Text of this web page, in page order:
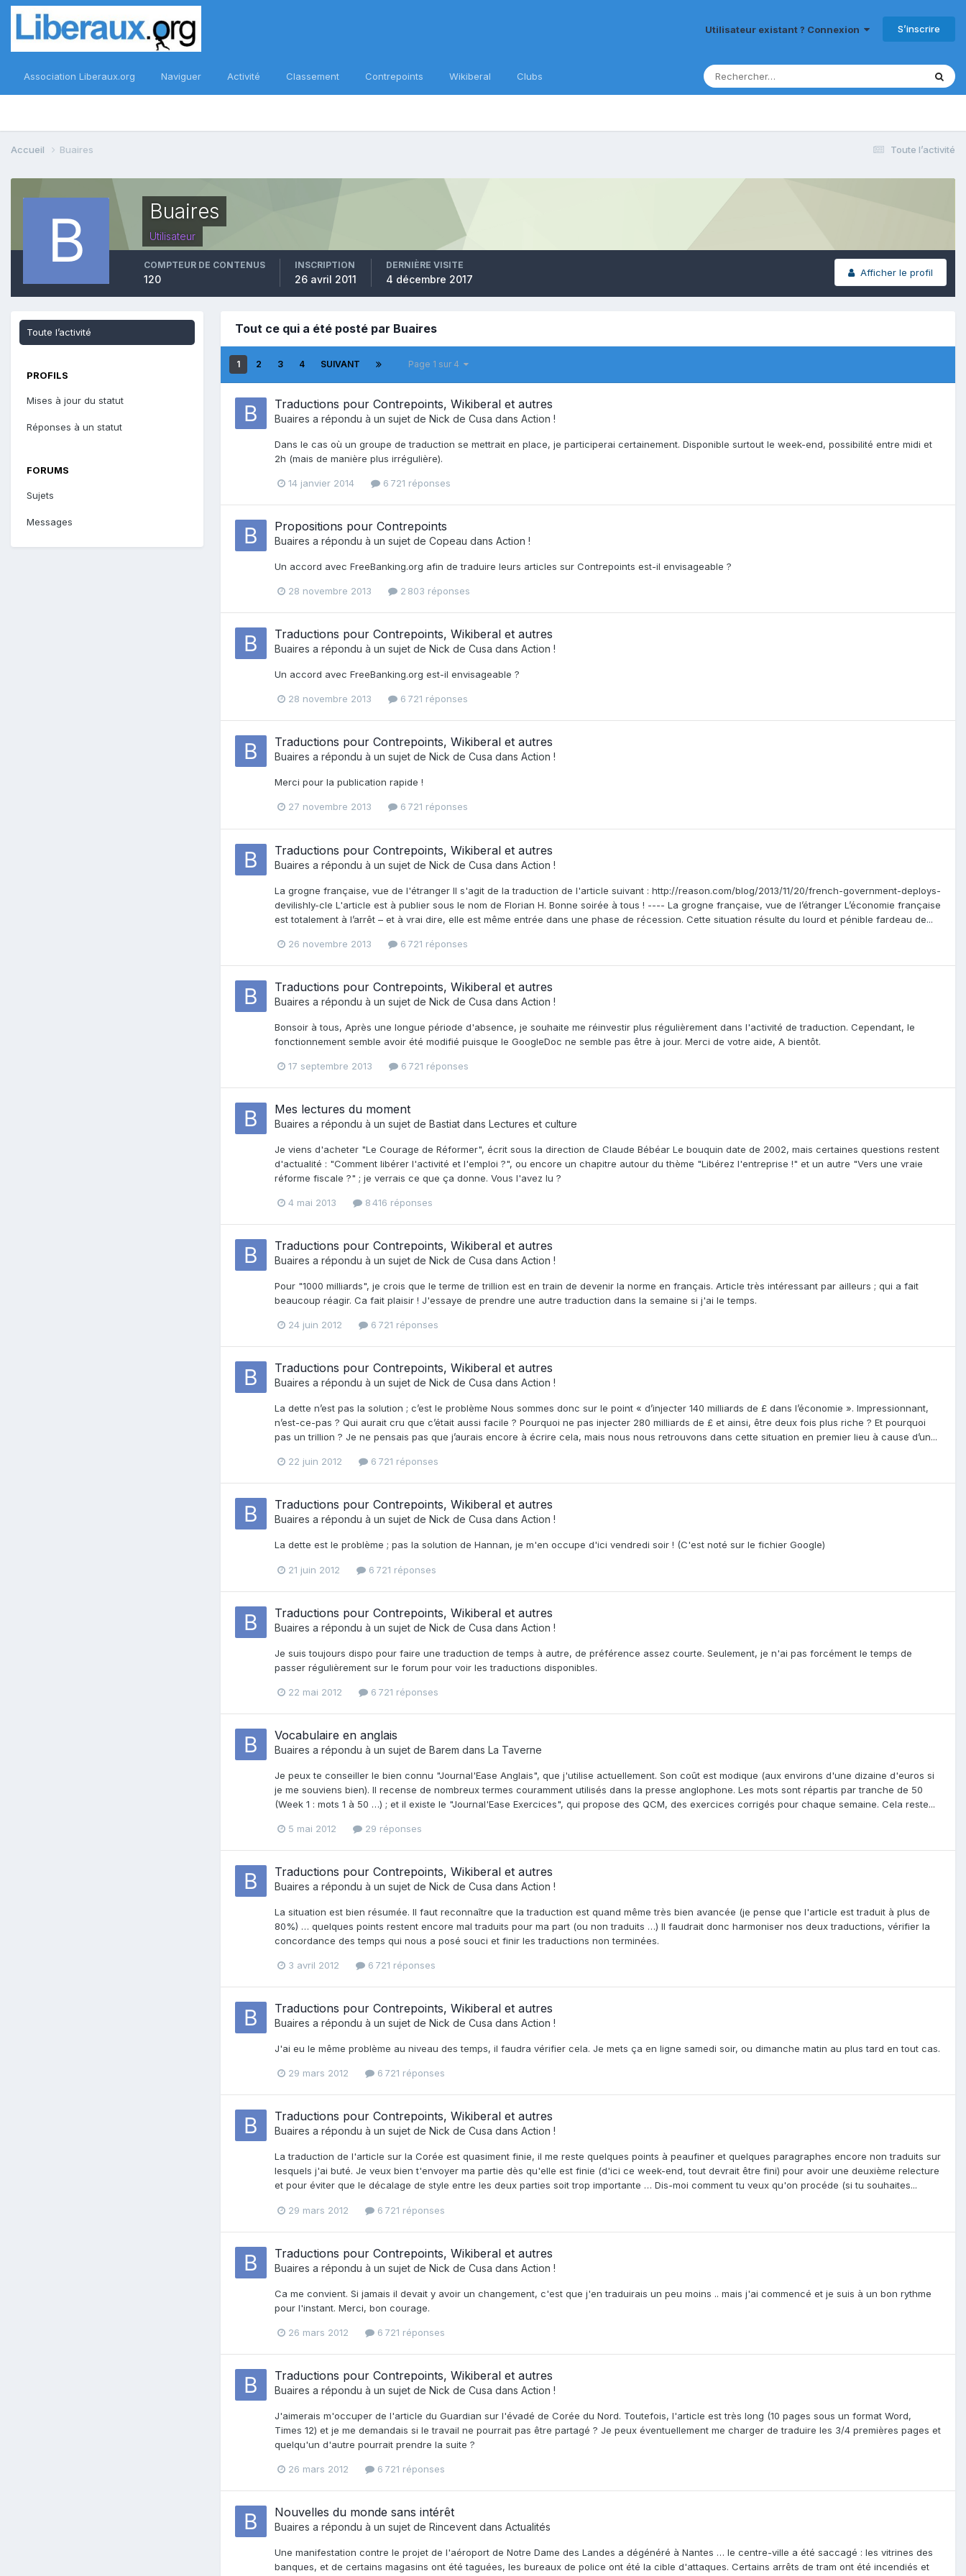
Utilisateur existant ? Connexion S’inscrire
Association Liberaux.org Naviguer Activité Classement Contrepoints Wikiberal Clubs
Toute l’activité
Accueil Buaires
Buaires
Utilisateur
Afficher le profil
COMPTEUR DE CONTENUS
120
INSCRIPTION
26 avril 2011
DERNIÈRE VISITE
4 décembre 2017
Toute l’activité
PROFILS
Mises à jour du statut
Réponses à un statut
FORUMS
Sujets
Messages
Tout ce qui a été posté par Buaires
1 2 3 4 SUIVANT Page 1 sur 4
Traductions pour Contrepoints, Wikiberal et autres
Buaires a répondu à un sujet de Nick de Cusa dans Action !
Dans le cas où un groupe de traduction se mettrait en place, je participerai certainement. Disponible surtout le week-end, possibilité entre midi et
2h (mais de manière plus irrégulière).
14 janvier 2014 6 721 réponses
Propositions pour Contrepoints
Buaires a répondu à un sujet de Copeau dans Action !
Un accord avec FreeBanking.org afin de traduire leurs articles sur Contrepoints est-il envisageable ?
28 novembre 2013 2 803 réponses
Traductions pour Contrepoints, Wikiberal et autres
Buaires a répondu à un sujet de Nick de Cusa dans Action !
Un accord avec FreeBanking.org est-il envisageable ?
28 novembre 2013 6 721 réponses
Traductions pour Contrepoints, Wikiberal et autres
Buaires a répondu à un sujet de Nick de Cusa dans Action !
Merci pour la publication rapide !
27 novembre 2013 6 721 réponses
Traductions pour Contrepoints, Wikiberal et autres
Buaires a répondu à un sujet de Nick de Cusa dans Action !
La grogne française, vue de l'étranger Il s'agit de la traduction de l'article suivant : http://reason.com/blog/2013/11/20/french-government-deploys-
devilishly-cle L'article est à publier sous le nom de Florian H. Bonne soirée à tous ! ---- La grogne française, vue de l’étranger L’économie française
est totalement à l’arrêt – et à vrai dire, elle est même entrée dans une phase de récession. Cette situation résulte du lourd et pénible fardeau de...
26 novembre 2013 6 721 réponses
Traductions pour Contrepoints, Wikiberal et autres
Buaires a répondu à un sujet de Nick de Cusa dans Action !
Bonsoir à tous, Après une longue période d'absence, je souhaite me réinvestir plus régulièrement dans l'activité de traduction. Cependant, le
fonctionnement semble avoir été modifié puisque le GoogleDoc ne semble pas être à jour. Merci de votre aide, A bientôt.
17 septembre 2013 6 721 réponses
Mes lectures du moment
Buaires a répondu à un sujet de Bastiat dans Lectures et culture
Je viens d'acheter "Le Courage de Réformer", écrit sous la direction de Claude Bébéar Le bouquin date de 2002, mais certaines questions restent
d'actualité : "Comment libérer l'activité et l'emploi ?", ou encore un chapitre autour du thème "Libérez l'entreprise !" et un autre "Vers une vraie
réforme fiscale ?" ; je verrais ce que ça donne. Vous l'avez lu ?
4 mai 2013 8 416 réponses
Traductions pour Contrepoints, Wikiberal et autres
Buaires a répondu à un sujet de Nick de Cusa dans Action !
Pour "1000 milliards", je crois que le terme de trillion est en train de devenir la norme en français. Article très intéressant par ailleurs ; qui a fait
beaucoup réagir. Ca fait plaisir ! J'essaye de prendre une autre traduction dans la semaine si j'ai le temps.
24 juin 2012 6 721 réponses
Traductions pour Contrepoints, Wikiberal et autres
Buaires a répondu à un sujet de Nick de Cusa dans Action !
La dette n’est pas la solution ; c’est le problème Nous sommes donc sur le point « d’injecter 140 milliards de £ dans l’économie ». Impressionnant,
n’est-ce-pas ? Qui aurait cru que c’était aussi facile ? Pourquoi ne pas injecter 280 milliards de £ et ainsi, être deux fois plus riche ? Et pourquoi
pas un trillion ? Je ne pensais pas que j’aurais encore à écrire cela, mais nous nous retrouvons dans cette situation en premier lieu à cause d’un...
22 juin 2012 6 721 réponses
Traductions pour Contrepoints, Wikiberal et autres
Buaires a répondu à un sujet de Nick de Cusa dans Action !
La dette est le problème ; pas la solution de Hannan, je m'en occupe d'ici vendredi soir ! (C'est noté sur le fichier Google)
21 juin 2012 6 721 réponses
Traductions pour Contrepoints, Wikiberal et autres
Buaires a répondu à un sujet de Nick de Cusa dans Action !
Je suis toujours dispo pour faire une traduction de temps à autre, de préférence assez courte. Seulement, je n'ai pas forcément le temps de
passer régulièrement sur le forum pour voir les traductions disponibles.
22 mai 2012 6 721 réponses
Vocabulaire en anglais
Buaires a répondu à un sujet de Barem dans La Taverne
Je peux te conseiller le bien connu "Journal'Ease Anglais", que j'utilise actuellement. Son coût est modique (aux environs d'une dizaine d'euros si
je me souviens bien). Il recense de nombreux termes couramment utilisés dans la presse anglophone. Les mots sont répartis par tranche de 50
(Week 1 : mots 1 à 50 …) ; et il existe le "Journal'Ease Exercices", qui propose des QCM, des exercices corrigés pour chaque semaine. Cela reste...
5 mai 2012 29 réponses
Traductions pour Contrepoints, Wikiberal et autres
Buaires a répondu à un sujet de Nick de Cusa dans Action !
La situation est bien résumée. Il faut reconnaître que la traduction est quand même très bien avancée (je pense que l'article est traduit à plus de
80%) … quelques points restent encore mal traduits pour ma part (ou non traduits …) Il faudrait donc harmoniser nos deux traductions, vérifier la
concordance des temps qui nous a posé souci et finir les traductions non terminées.
3 avril 2012 6 721 réponses
Traductions pour Contrepoints, Wikiberal et autres
Buaires a répondu à un sujet de Nick de Cusa dans Action !
J'ai eu le même problème au niveau des temps, il faudra vérifier cela. Je mets ça en ligne samedi soir, ou dimanche matin au plus tard en tout cas.
29 mars 2012 6 721 réponses
Traductions pour Contrepoints, Wikiberal et autres
Buaires a répondu à un sujet de Nick de Cusa dans Action !
La traduction de l'article sur la Corée est quasiment finie, il me reste quelques points à peaufiner et quelques paragraphes encore non traduits sur
lesquels j'ai buté. Je veux bien t'envoyer ma partie dès qu'elle est finie (d'ici ce week-end, tout devrait être fini) pour avoir une deuxième relecture
et pour éviter que le décalage de style entre les deux parties soit trop importante … Dis-moi comment tu veux qu'on procéde (si tu souhaites...
29 mars 2012 6 721 réponses
Traductions pour Contrepoints, Wikiberal et autres
Buaires a répondu à un sujet de Nick de Cusa dans Action !
Ca me convient. Si jamais il devait y avoir un changement, c'est que j'en traduirais un peu moins .. mais j'ai commencé et je suis à un bon rythme
pour l'instant. Merci, bon courage.
26 mars 2012 6 721 réponses
Traductions pour Contrepoints, Wikiberal et autres
Buaires a répondu à un sujet de Nick de Cusa dans Action !
J'aimerais m'occuper de l'article du Guardian sur l'évadé de Corée du Nord. Toutefois, l'article est très long (10 pages sous un format Word,
Times 12) et je me demandais si le travail ne pourrait pas être partagé ? Je peux éventuellement me charger de traduire les 3/4 premières pages et
quelqu'un d'autre pourrait prendre la suite ?
26 mars 2012 6 721 réponses
Nouvelles du monde sans intérêt
Buaires a répondu à un sujet de Rincevent dans Actualités
Une manifestation contre le projet de l'aéroport de Notre Dame des Landes a dégénéré à Nantes … le centre-ville a été saccagé : les vitrines des
banques, et de certains magasins ont été taguées, les bureaux de police ont été la cible d'attaques. Certains arrêts de tram ont été incendiés et